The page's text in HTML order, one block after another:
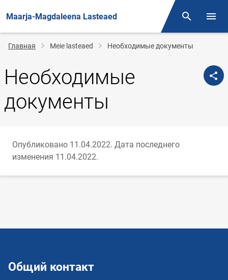
Maarja-Magdaleena Lasteaed Поиск
Строка
навигации
Главная Meie lasteaed Необходимые документы
Необходимые
документы
Опубликовано 11.04.2022. Дата последнего
изменения 11.04.2022.
Общий контакт